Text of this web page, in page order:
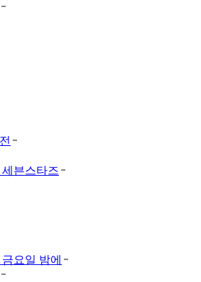
븐스타즈
요일 밤에